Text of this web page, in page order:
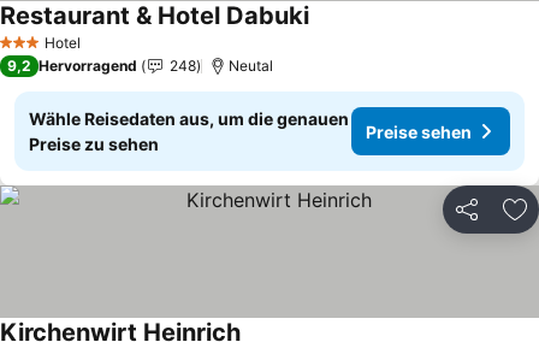
3 SterneHotel
Restaurant & Hotel Dabuki
9,2 Hervorragend 248 Neutal
Wähle Reisedaten aus, um die genauen
Preise zu sehen
Preise sehen
Teilen
Kirchenwirt Heinrich